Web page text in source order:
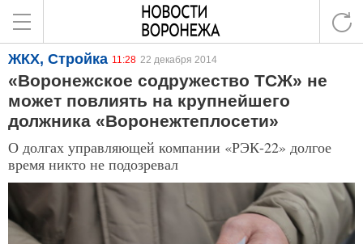
ЖКХ, Стройка 11:28 22 декабря 2014
«Воронежское содружество ТСЖ» не
может повлиять на крупнейшего
должника «Воронежтеплосети»
О долгах управляющей компании «РЭК-22» долгое
время никто не подозревал